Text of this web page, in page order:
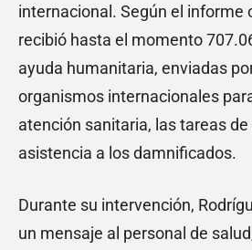
internacional. Según el informe
recibió hasta el momento
ayuda humanitaria, enviadas
organismos internacionales
atención sanitaria, las tareas
asistencia a los damnificados.
Durante su intervención,
un mensaje al personal de